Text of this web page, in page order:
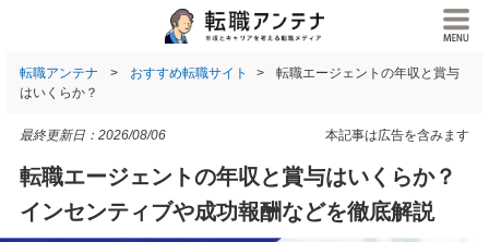
転職アンテナ おすすめ転職サイト
転職エージェントの年収と賞与
はいくらか？
本記事は広告を含みます
最終更新日： 2026/08/06
転職エージェントの年収と賞与はいくらか？
インセンティブや成功報酬などを徹底解説